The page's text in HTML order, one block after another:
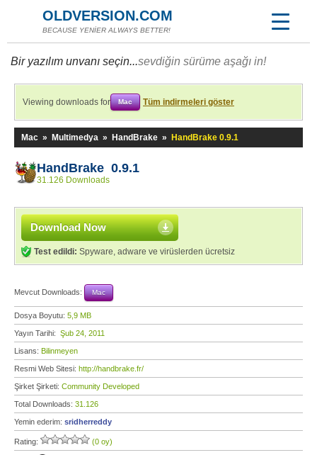
OLDVERSION.COM
BECAUSE YENİER ALWAYS BETTER!
Bir yazılım unvanı seçin...sevdiğin sürüme aşağı in!
Viewing downloads for Mac Tüm indirmeleri göster
Mac » Multimedya » HandBrake » HandBrake 0.9.1
HandBrake 0.9.1
31.126 Downloads
Download Now
Test edildi: Spyware, adware ve virüslerden ücretsiz
Mevcut Downloads: Mac
Dosya Boyutu: 5,9 MB
Yayın Tarihi: Şub 24, 2011
Lisans: Bilinmeyen
Resmi Web Sitesi: http://handbrake.fr/
Şirket Şirketi: Community Developed
Total Downloads: 31.126
Yemin ederim: sridherreddy
Rating: (0 oy)